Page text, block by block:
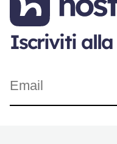
Iscriviti alla